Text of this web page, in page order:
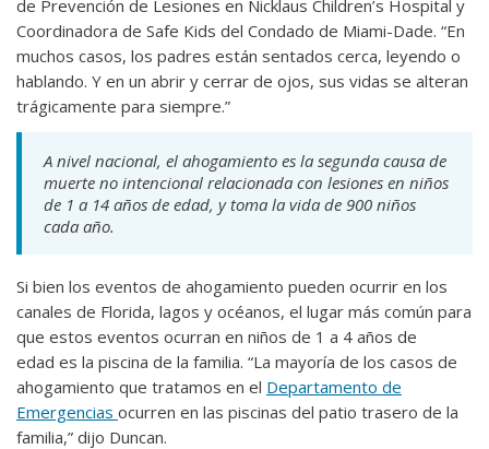
de Prevención de Lesiones en Nicklaus Children’s Hospital y
Coordinadora de Safe Kids del Condado de Miami-Dade. “En
muchos casos, los padres están sentados cerca, leyendo o
hablando. Y en un abrir y cerrar de ojos, sus vidas se alteran
trágicamente para siempre.”
A nivel nacional, el ahogamiento es la segunda causa de
muerte no intencional relacionada con lesiones en niños
de 1 a 14 años de edad, y toma la vida de 900 niños
cada año.
Si bien los eventos de ahogamiento pueden ocurrir en los
canales de Florida, lagos y océanos, el lugar más común para
que estos eventos ocurran en niños de 1 a 4 años de
edad es la piscina de la familia. “La mayoría de los casos de
ahogamiento que tratamos en el Departamento de
Emergencias ocurren en las piscinas del patio trasero de la
familia,” dijo Duncan.